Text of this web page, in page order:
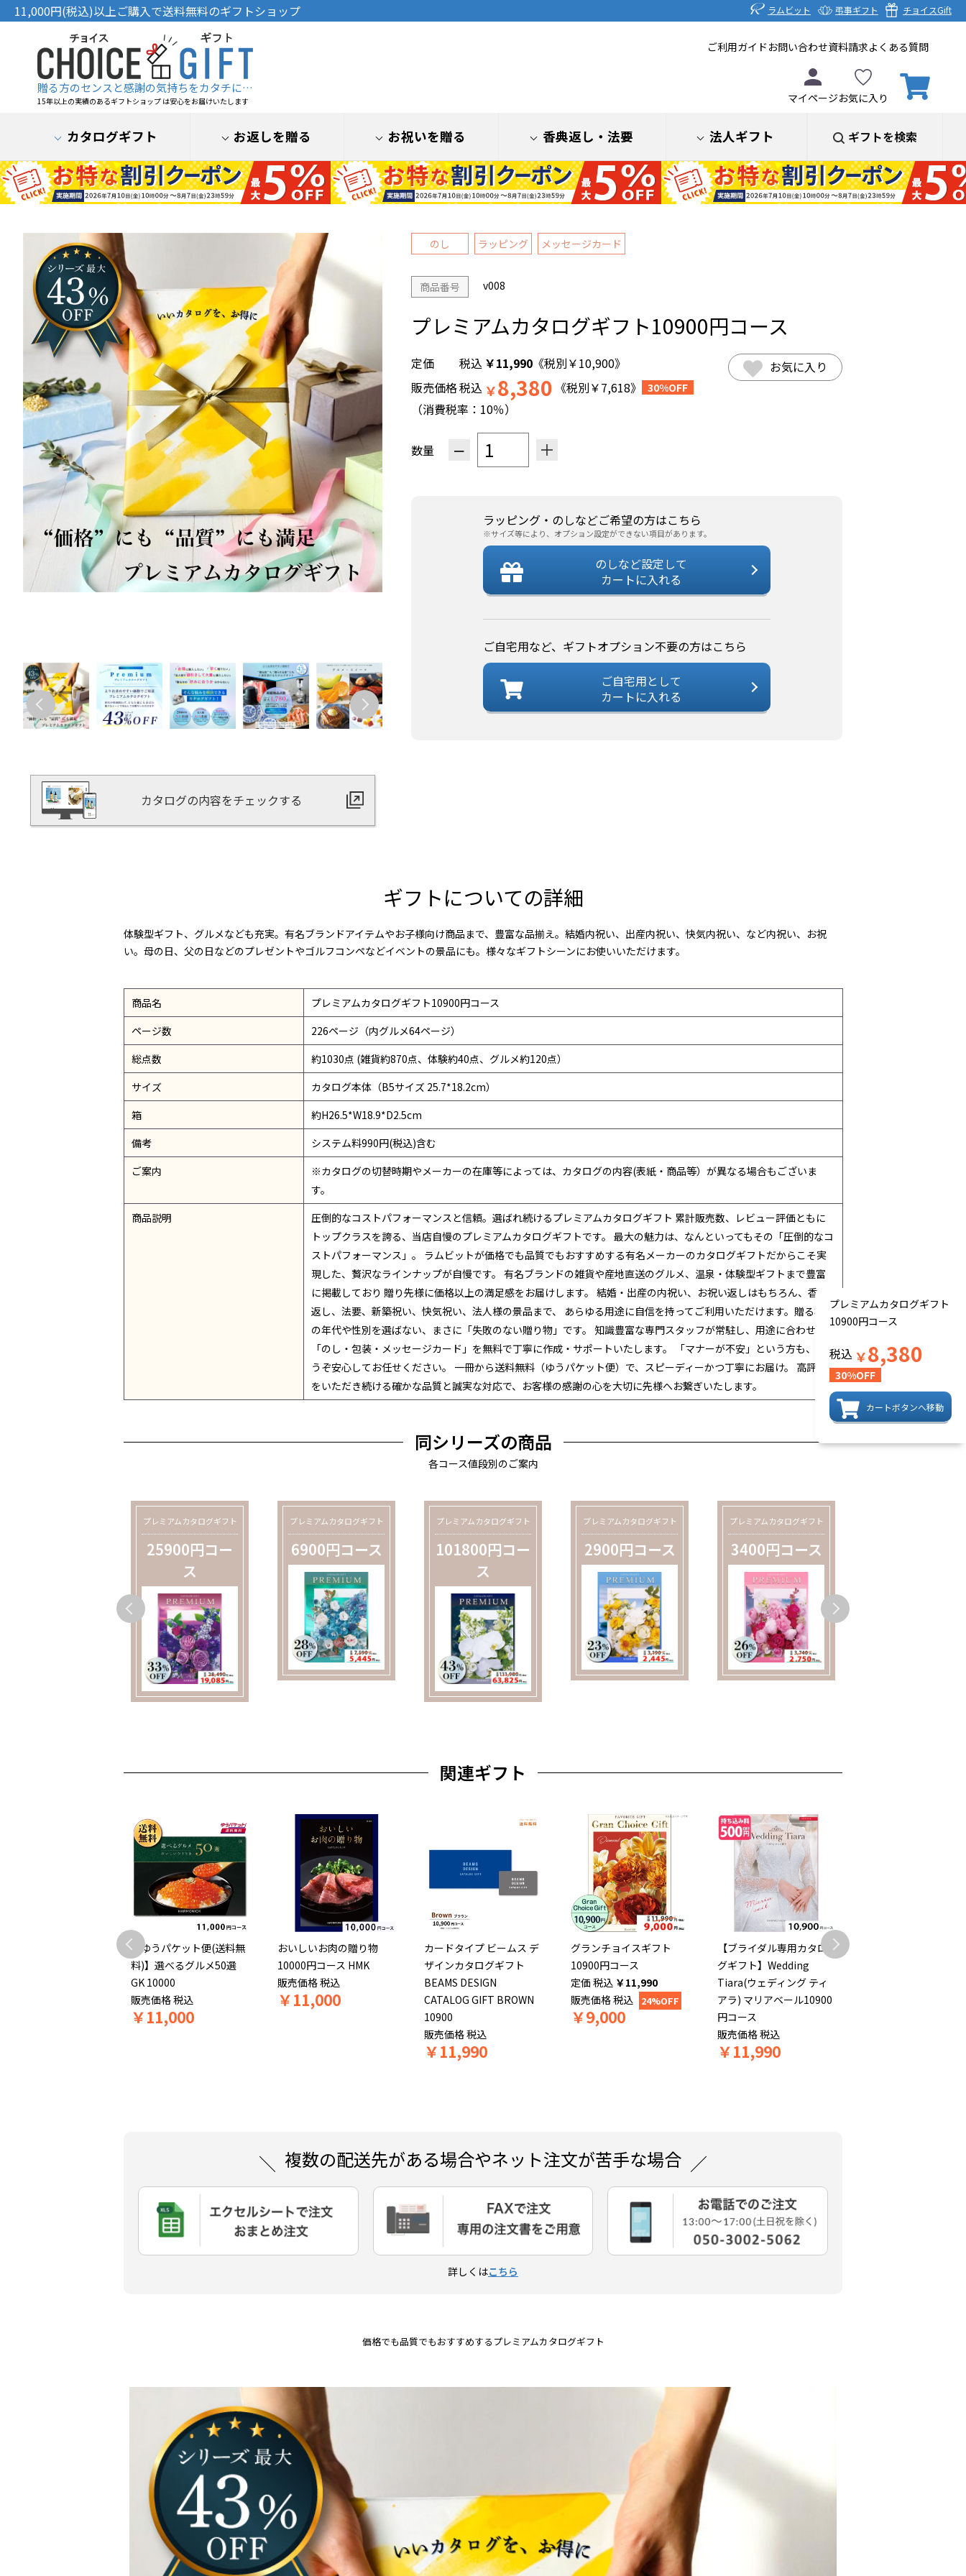
11,000円(税込)以上ご購入で送料無料のギフトショップ ラムビット 弔事ギフト チョイスGift
贈る方のセンスと感謝の気持ちをカタチに…
15年以上の実績のあるギフトショップ は安心をお届けいたします
ご利用ガイドお問い合わせ資料請求よくある質問
マイページお気に入り
カタログギフト お返しを贈る お祝いを贈る 香典返し ・法要 法人ギフト ギフトを検索
カタログの内容をチェックする
のし ラッピング メッセージカード
商品番号 v008
プレミアムカタログギフト10900円コース
税込 ￥11,990 《税別￥10,900》
販売価格税込 ￥8,380 《税別￥7,618》 30%OFF
（消費税率： 10％）
お気に入り
数量 − ＋
ラッピング・のしなどご希望の方はこちら
※サイズ等により、オプション設定ができない項目があります。
のしなど設定して
カートに入れる
ご自宅用など、ギフトオプション不要の方はこちら
ご自宅用として
カートに入れる
プレミアムカタログギフト
10900円コース
税込 ￥8,380
30%OFF
カートボタンへ移動
ギフトについての詳細
体験型ギフト、グルメなども充実。有名ブランドアイテムやお子様向け商品まで、豊富な品揃え。結婚内祝い、出産内祝い、快気内祝い、など内祝い、お祝
い。母の日、父の日などのプレゼントやゴルフコンペなどイベントの景品にも。様々なギフトシーンにお使いいただけます。
商品名
プレミアムカタログギフト10900円コース
ページ数
226ページ（内グルメ64ページ）
総点数
約1030点 (雑貨約870点、体験約40点、グルメ約120点）
サイズ
カタログ本体（B5サイズ 25.7*18.2cm）
箱
約H26.5*W18.9*D2.5cm
備考
システム料990円(税込)含む
ご案内
※カタログの切替時期やメーカーの在庫等によっては、カタログの内容(表紙・商品等）が異なる場合もございま
す。
商品説明
圧倒的なコストパフォーマンスと信頼。選ばれ続けるプレミアムカタログギフト 累計販売数、レビュー評価ともに
トップクラスを誇る、当店自慢のプレミアムカタログギフトです。 最大の魅力は、なんといってもその「圧倒的なコ
ストパフォーマンス」。 ラムビットが価格でも品質でもおすすめする有名メーカーのカタログギフトだからこそ実
現した、贅沢なラインナップが自慢です。 有名ブランドの雑貨や産地直送のグルメ、温泉・体験型ギフトまで豊富
に掲載しており 贈り先様に価格以上の満足感をお届けします。 結婚・出産の内祝い、お祝い返しはもちろん、香典
返し、法要、新築祝い、快気祝い、法人様の景品まで、 あらゆる用途に自信を持ってご利用いただけます。贈る相手
の年代や性別を選ばない、まさに「失敗のない贈り物」です。 知識豊富な専門スタッフが常駐し、用途に合わせた
「のし・包装・メッセージカード」を無料で丁寧に作成・サポートいたします。 「マナーが不安」という方も、ど
うぞ安心してお任せください。 一冊から送料無料（ゆうパケット便）で、スピーディーかつ丁寧にお届け。 高評価
をいただき続ける確かな品質と誠実な対応で、お客様の感謝の心を大切に先様へお繋ぎいたします。
同シリーズの商品
各コース値段別のご案内
プレミアムカタログギフト
25900円コー
ス
プレミアムカタログギフト
6900円コース
プレミアムカタログギフト
101800円コー
ス
プレミアムカタログギフト
2900円コース
プレミアムカタログギフト
3400円コース
関連ギフト
【ゆうパケット便(送料無
料)】選べるグルメ50選
GK 10000
販売価格税込
￥11,000
おいしいお肉の贈り物
10000円コース HMK
販売価格税込
￥11,000
カードタイプ ビームス デ
ザインカタログギフト
BEAMS DESIGN
CATALOG GIFT BROWN
10900
販売価格税込
￥11,990
グランチョイスギフト
10900円コース
税込 ￥11,990
販売価格税込
￥9,000
24%OFF
【ブライダル専用カタロ
グギフト】Wedding
Tiara(ウェディング ティ
アラ) マリアベール10900
円コース
販売価格税込
￥11,990
複数の配送先がある場合やネット注文が苦手な場合
詳しくはこちら
価格でも品質でもおすすめするプレミアムカタログギフト